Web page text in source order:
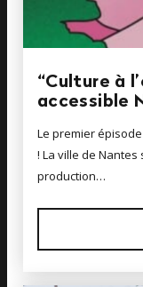
“Culture à
accessible
Le premier
! La ville de Nantes
production…